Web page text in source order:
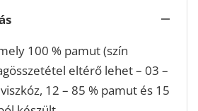
100 % pamut (szín
eltérő lehet – 03 –
12 – 85 % pamut és 15